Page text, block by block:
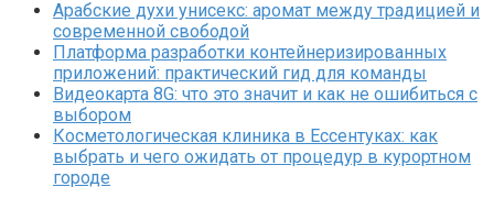
Арабские духи унисекс: аромат между традицией и
современной свободой
Платформа разработки контейнеризированных
приложений: практический гид для команды
Видеокарта 8G: что это значит и как не ошибиться с
выбором
Косметологическая клиника в Ессентуках: как
выбрать и чего ожидать от процедур в курортном
городе